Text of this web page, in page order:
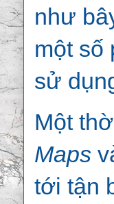
như
một số
sử
Một
Maps
tới tận